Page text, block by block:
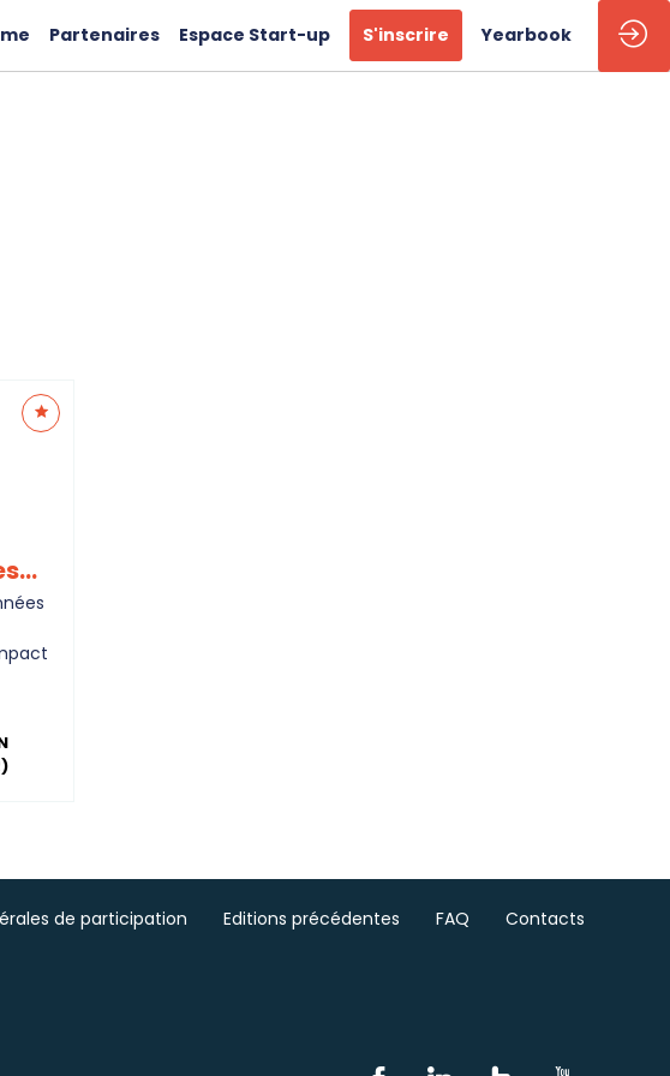
Partenaires Espace Start-up S'inscrire Yearbook
)
de participation Editions précédentes FAQ Contacts